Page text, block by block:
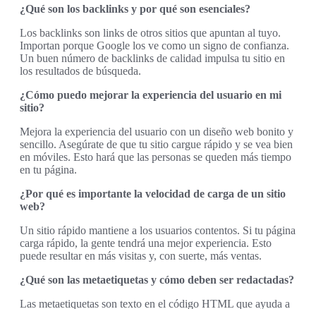
¿Qué son los backlinks y por qué son esenciales?
Los backlinks son links de otros sitios que apuntan al tuyo.
Importan porque Google los ve como un signo de confianza.
Un buen número de backlinks de calidad impulsa tu sitio en
los resultados de búsqueda.
¿Cómo puedo mejorar la experiencia del usuario en mi
sitio?
Mejora la experiencia del usuario con un diseño web bonito y
sencillo. Asegúrate de que tu sitio cargue rápido y se vea bien
en móviles. Esto hará que las personas se queden más tiempo
en tu página.
¿Por qué es importante la velocidad de carga de un sitio
web?
Un sitio rápido mantiene a los usuarios contentos. Si tu página
carga rápido, la gente tendrá una mejor experiencia. Esto
puede resultar en más visitas y, con suerte, más ventas.
¿Qué son las metaetiquetas y cómo deben ser redactadas?
Las metaetiquetas son texto en el código HTML que ayuda a